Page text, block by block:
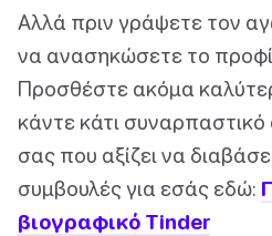
Αλλά πριν γράψετε τον
να ανασηκώσετε το
Προσθέστε ακόμα
κάντε κάτι
σας που αξίζει να
συμβουλές για εσάς εδώ:
βιογραφικό Tinder